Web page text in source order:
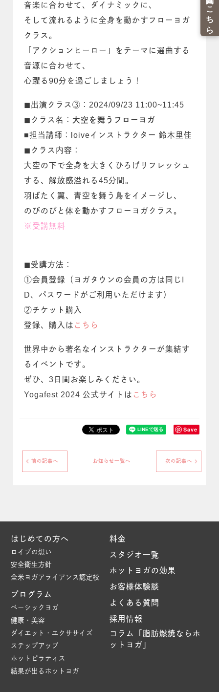
音楽に合わせて、ダイナミックに、
そして流れるように全身を動かすフローヨガ
クラス。
「アクションヒーロー」をテーマに選曲する
音源に合わせて、
心躍る90分を過ごしましょう！
◼出演クラス③：2024/09/23 11:00~11:45
◼クラス名： 大空を舞うフローヨガ
■担当講師：loiveインストラクター 鈴木里佳
◼クラス内容：
大空の下で全身を大きくひろげリフレッシュ
する、解放感溢れる45分間。
羽ばたく翼、青空を舞う鳥をイメージし、
のびのびと体を動かすフローヨガクラス。
※受講無料
◼受講方法：
①会員登録（ヨガタウンの会員の方は同じI
D、パスワードがご利用いただけます）
②チケット購入
登録、購入は こちら
世界中から著名なインストラクターが集結す
るイベントです。
ぜひ、3日間お楽しみください。
Yogafest 2024 公式サイトは こちら
Save
前の記事へ お知らせ一覧へ 次の記事へ
はじめての方へ
ロイブの想い
安全衛生方針
全米ヨガアライアンス認定校
プログラム
ベーシックヨガ
健康・美容
ダイエット・エクササイズ
ステップアップ
ホットピラティス
結果が出るホットヨガ
料金
スタジオ一覧
ホットヨガの効果
お客様体験談
よくある質問
採用情報
コラム「脂肪燃焼ならホ
ットヨガ」